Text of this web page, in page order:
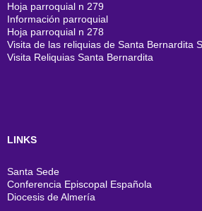
Hoja parroquial n 279
Información parroquial
Hoja parroquial n 278
Visita de las reliquias de Santa Bernardita
Visita Reliquias Santa Bernardita
LINKS
Santa Sede
Conferencia Episcopal Española
Diocesis de Almería